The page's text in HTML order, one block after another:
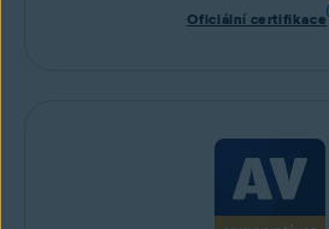
Oficiální certifikace